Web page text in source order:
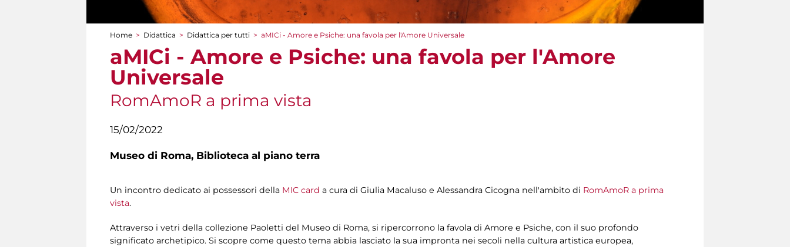
Tu sei qui
Home > Didattica > Didattica per tutti > aMICi - Amore e Psiche: una favola per l'Amore Universale
aMICi - Amore e Psiche: una favola per l'Amore
Universale
RomAmoR a prima vista
15/02/2022
Museo di Roma, Biblioteca al piano terra
Un incontro dedicato ai possessori della MIC card a cura di Giulia Macaluso e Alessandra Cicogna nell'ambito di RomAmoR a prima
vista.
Attraverso i vetri della collezione Paoletti del Museo di Roma, si ripercorrono la favola di Amore e Psiche, con il suo profondo
significato archetipico. Si scopre come questo tema abbia lasciato la sua impronta nei secoli nella cultura artistica europea,